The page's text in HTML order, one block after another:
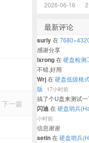
下一篇
2026-06-16
最新评论
surly在
感谢分享
lxrong在硬盘检测
不错,好用
Wrj在硬盘低级格
版
17小时前
搞了个U盘来测试一
闪迪在硬盘哨兵
小时前
信息谢谢
setin在硬盘哨兵